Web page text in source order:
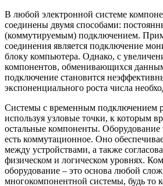
В любой электронной системе
соединены двумя способами:
(коммутируемым) подключением.
соединения является подключение
блоку компьютера. Однако, с
компонентов, обменивающихся
подключение становится
экспоненциального роста числа
Системы с временным подключением
используя узловые точки, к которым
остальные компоненты. Оборудование
есть коммутационное. Оно
между устройствами, а также
физическом и логическом уровнях.
оборудование – это основа любой
многокомпонентной системы, будь то